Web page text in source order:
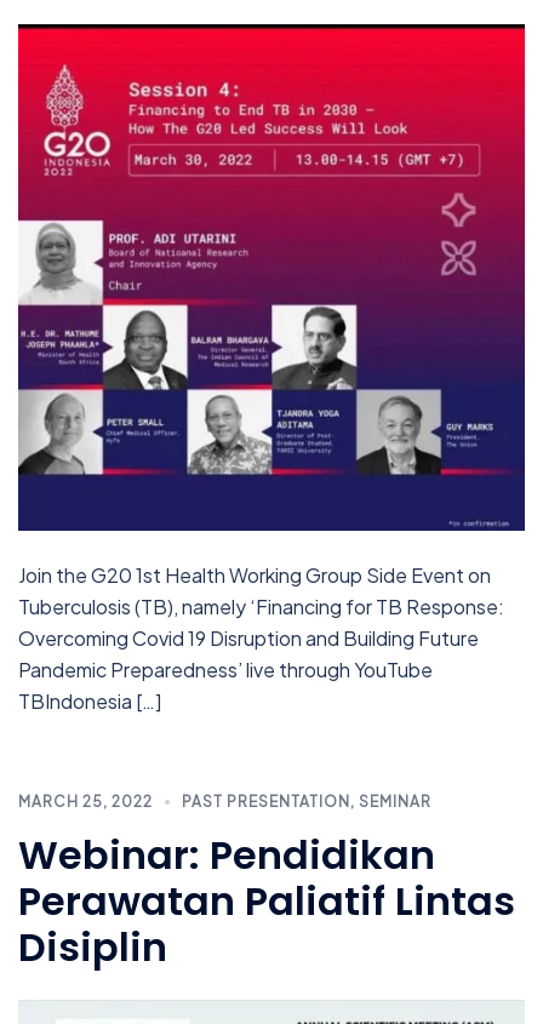
Join the G20 1st Health Working Group Side Event on
Tuberculosis (TB), namely ‘Financing for TB Response:
Overcoming Covid 19 Disruption and Building Future
Pandemic Preparedness’ live through YouTube
TBIndonesia […]
MARCH 25, 2022 PAST PRESENTATION, SEMINAR
Webinar: Pendidikan
Perawatan Paliatif Lintas
Disiplin